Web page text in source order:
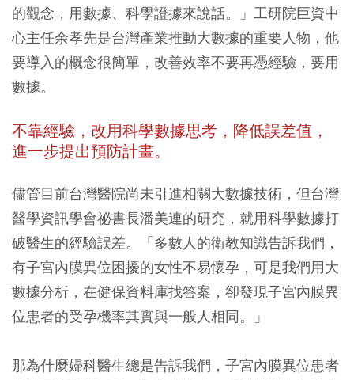
的觀念，用數據、科學證據來說話。」工研院巨資中
心主任余孝先是台灣產業推動大數據的重要人物，他
要導入的概念很簡單，改善效率不要再憑經驗，要用
數據。
不靠經驗，改用科學數據思考，降低誤差值，
進一步提出預防計畫。
儘管目前台灣醫院尚未引進相關大數據技術，但台灣
醫學資訊學會祕書長潘美連的研究，就用科學數據打
破醫生的經驗誤差。「多數人的衛教知識告訴我們，
有子宮內膜異位困擾的女性不易懷孕，可是我們用大
數據分析，在健保資料庫找答案，卻發現子宮內膜異
位患者的受孕機率其實與一般人相同。」
那為什麼婦科醫生總是告訴我們，子宮內膜異位患者